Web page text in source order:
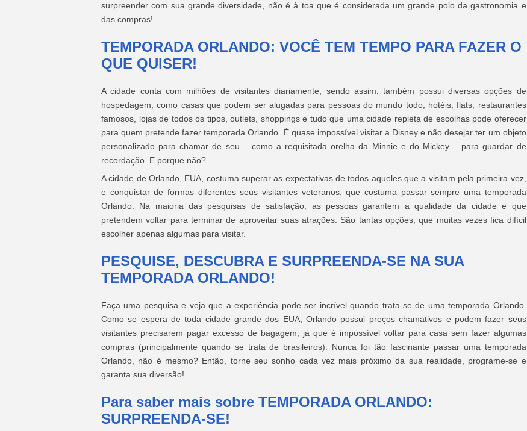
surpreender com sua grande diversidade, não é à toa que é considerada um grande polo da gastronomia e
das compras!
TEMPORADA ORLANDO: VOCÊ TEM TEMPO PARA FAZER O
QUE QUISER!
A cidade conta com milhões de visitantes diariamente, sendo assim, também possui diversas opções de
hospedagem, como casas que podem ser alugadas para pessoas do mundo todo, hotéis, flats, restaurantes
famosos, lojas de todos os tipos, outlets, shoppings e tudo que uma cidade repleta de escolhas pode oferecer
para quem pretende fazer temporada Orlando. É quase impossível visitar a Disney e não desejar ter um objeto
personalizado para chamar de seu – como a requisitada orelha da Minnie e do Mickey – para guardar de
recordação. E porque não?
A cidade de Orlando, EUA, costuma superar as expectativas de todos aqueles que a visitam pela primeira vez,
e conquistar de formas diferentes seus visitantes veteranos, que costuma passar sempre uma temporada
Orlando. Na maioria das pesquisas de satisfação, as pessoas garantem a qualidade da cidade e que
pretendem voltar para terminar de aproveitar suas atrações. São tantas opções, que muitas vezes fica difícil
escolher apenas algumas para visitar.
PESQUISE, DESCUBRA E SURPREENDA-SE NA SUA
TEMPORADA ORLANDO!
Faça uma pesquisa e veja que a experiência pode ser incrível quando trata-se de uma temporada Orlando.
Como se espera de toda cidade grande dos EUA, Orlando possui preços chamativos e podem fazer seus
visitantes precisarem pagar excesso de bagagem, já que é impossível voltar para casa sem fazer algumas
compras (principalmente quando se trata de brasileiros). Nunca foi tão fascinante passar uma temporada
Orlando, não é mesmo? Então, torne seu sonho cada vez mais próximo da sua realidade, programe-se e
garanta sua diversão!
Para saber mais sobre TEMPORADA ORLANDO:
SURPREENDA-SE!